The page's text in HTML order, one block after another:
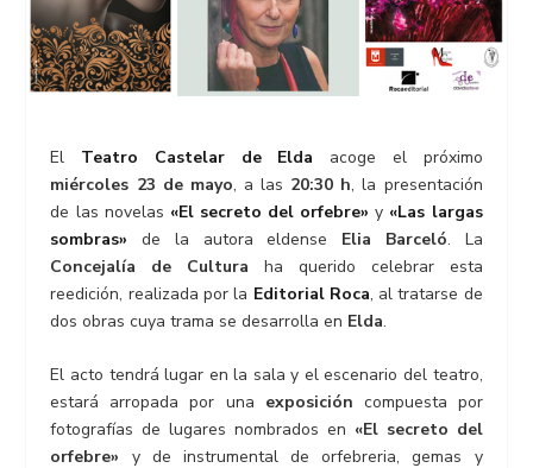
El Teatro Castelar de Elda
acoge el próximo
miércoles 23 de mayo, a las 20:30 h, la presentación
de las novelas «El secreto del orfebre» y «Las largas
sombras» de la autora eldense Elia Barceló. La
Concejalía de Cultura ha querido celebrar esta
reedición, realizada por la Editorial Roca, al tratarse de
dos obras cuya trama se desarrolla en Elda.
El acto tendrá lugar en la sala y el escenario del teatro,
estará arropada por una exposición compuesta por
fotografías de lugares nombrados en «El secreto del
orfebre» y de instrumental de orfebreria, gemas y